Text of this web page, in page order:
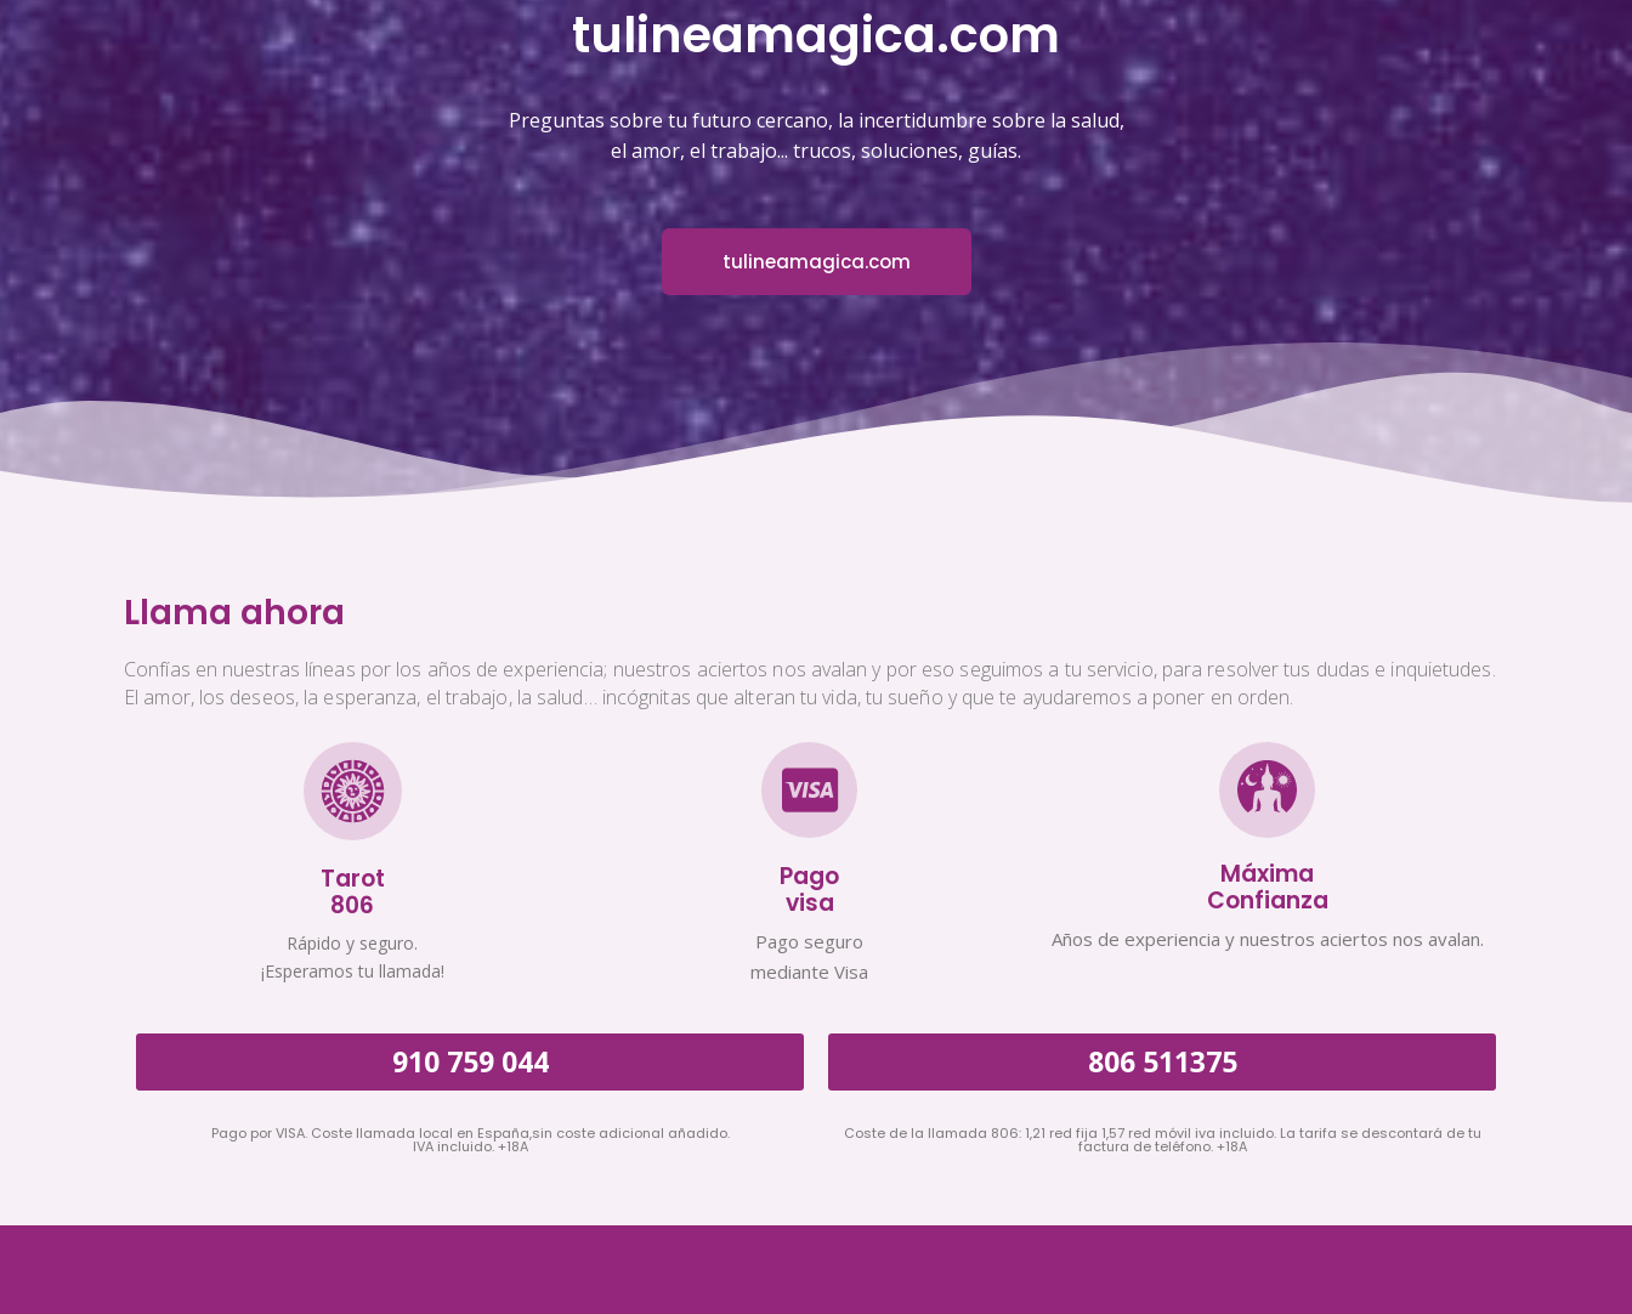
tulineamagica.com
Preguntas sobre tu futuro cercano, la incertidumbre sobre la salud,
el amor, el trabajo... trucos, soluciones, guías.
tulineamagica.com
Llama ahora
Confías en nuestras líneas por los años de experiencia; nuestros aciertos nos avalan y por eso seguimos a tu servicio, para resolver tus dudas e inquietudes.
El amor, los deseos, la esperanza, el trabajo, la salud… incógnitas que alteran tu vida, tu sueño y que te ayudaremos a poner en orden.
Tarot
806
Rápido y seguro.
¡Esperamos tu llamada!
Pago
visa
Pago seguro
mediante Visa
Máxima
Confianza
Años de experiencia y nuestros aciertos nos avalan.
910 759 044
Pago por VISA. Coste llamada local en España,sin coste adicional añadido.
IVA incluido. +18A
806 511375
Coste de la llamada 806: 1,21 red fija 1,57 red móvil iva incluido. La tarifa se descontará de tu
factura de teléfono. +18A